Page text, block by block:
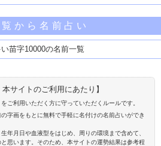
から名前占い
苗字10000の名前一覧
サイトのご利用にあたり】
ご利用いただく方に守っていただくルールです。
字画をもとに無料で手軽に名付けの名前占いができ
年月日や血液型をはじめ、周りの環境まで含めて、
思います。そのため、本サイトの運勢結果は参考程